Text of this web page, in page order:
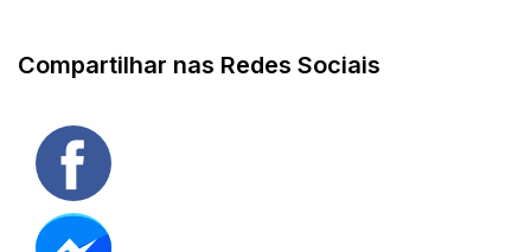
Compartilhar nas Redes Sociais